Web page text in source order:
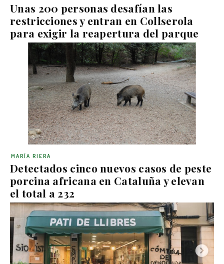
Unas 200 personas desafían las
restricciones y entran en Collserola
para exigir la reapertura del parque
Detectados cinco nuevos casos de peste
porcina africana en Cataluña y elevan
el total a 232
MARÍA RIERA